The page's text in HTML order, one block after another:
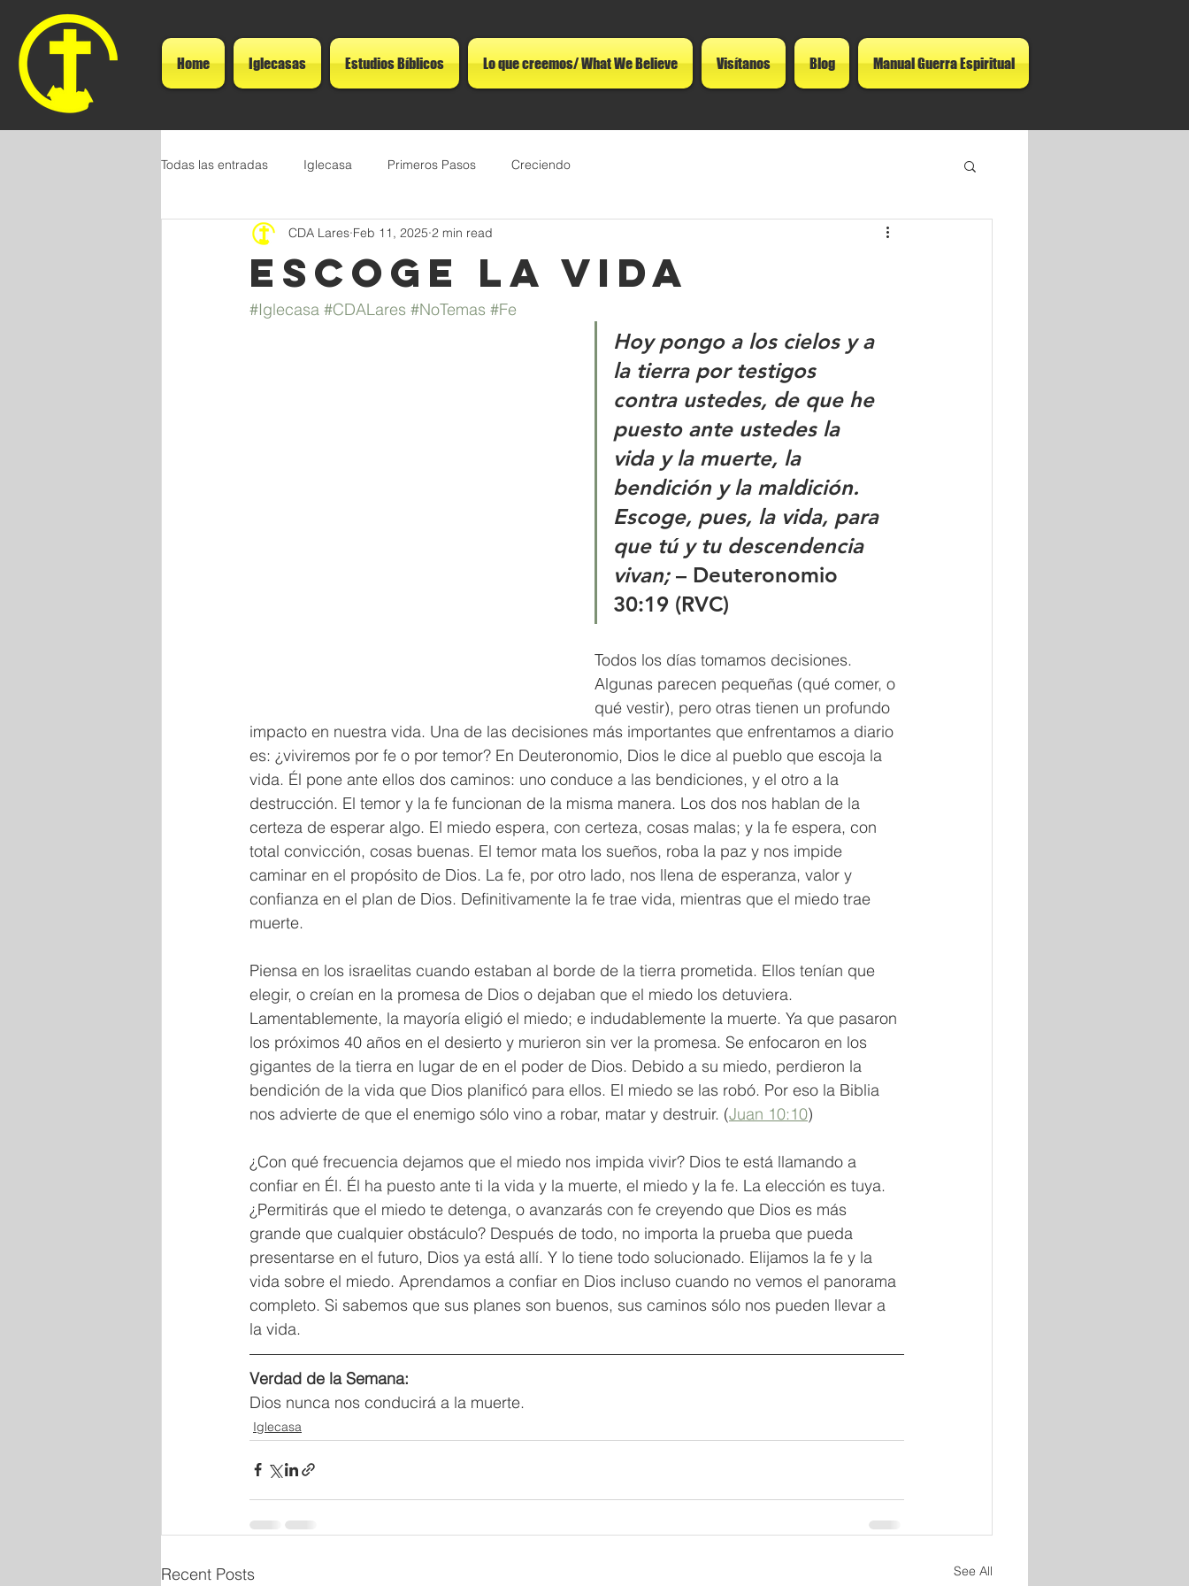
Home Iglecasas Estudios Bíblicos Lo que creemos/ What We Believe Visítanos Blog Manual Guerra Espiritual
Todas las entradas Iglecasa Primeros Pasos Creciendo
Escoge la Vida
CDA Lares Feb 11, 2025 2 min read
#Iglecasa #CDALares #NoTemas #Fe
Hoy pongo a los cielos y a
la tierra por testigos
contra ustedes, de que he
puesto ante ustedes la
vida y la muerte, la
bendición y la maldición.
Escoge, pues, la vida, para
que tú y tu descendencia
vivan; – Deuteronomio
30:19 (RVC)
Todos los días tomamos decisiones.
Algunas parecen pequeñas (qué comer, o
qué vestir), pero otras tienen un profundo
impacto en nuestra vida. Una de las decisiones más importantes que enfrentamos a diario
es: ¿viviremos por fe o por temor? En Deuteronomio, Dios le dice al pueblo que escoja la
vida. Él pone ante ellos dos caminos: uno conduce a las bendiciones, y el otro a la
destrucción. El temor y la fe funcionan de la misma manera. Los dos nos hablan de la
certeza de esperar algo. El miedo espera, con certeza, cosas malas; y la fe espera, con
total convicción, cosas buenas. El temor mata los sueños, roba la paz y nos impide
caminar en el propósito de Dios. La fe, por otro lado, nos llena de esperanza, valor y
confianza en el plan de Dios. Definitivamente la fe trae vida, mientras que el miedo trae
muerte.
Piensa en los israelitas cuando estaban al borde de la tierra prometida. Ellos tenían que
elegir, o creían en la promesa de Dios o dejaban que el miedo los detuviera.
Lamentablemente, la mayoría eligió el miedo; e indudablemente la muerte. Ya que pasaron
los próximos 40 años en el desierto y murieron sin ver la promesa. Se enfocaron en los
gigantes de la tierra en lugar de en el poder de Dios. Debido a su miedo, perdieron la
bendición de la vida que Dios planificó para ellos. El miedo se las robó. Por eso la Biblia
nos advierte de que el enemigo sólo vino a robar, matar y destruir. (Juan 10:10)
¿Con qué frecuencia dejamos que el miedo nos impida vivir? Dios te está llamando a
confiar en Él. Él ha puesto ante ti la vida y la muerte, el miedo y la fe. La elección es tuya.
¿Permitirás que el miedo te detenga, o avanzarás con fe creyendo que Dios es más
grande que cualquier obstáculo? Después de todo, no importa la prueba que pueda
presentarse en el futuro, Dios ya está allí. Y lo tiene todo solucionado. Elijamos la fe y la
vida sobre el miedo. Aprendamos a confiar en Dios incluso cuando no vemos el panorama
completo. Si sabemos que sus planes son buenos, sus caminos sólo nos pueden llevar a
la vida.
Verdad de la Semana:
Dios nunca nos conducirá a la muerte.
Iglecasa
Recent Posts See All